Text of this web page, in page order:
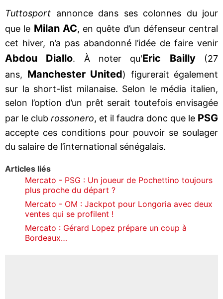
Tuttosport annonce dans ses colonnes du jour
que le Milan AC, en quête d’un défenseur central
cet hiver, n’a pas abandonné l’idée de faire venir
Abdou Diallo. À noter qu'Eric Bailly(27
ans, Manchester United) figurerait également
sur la short-list milanaise. Selon le média italien,
selon l’option d’un prêt serait toutefois envisagée
par le club rossonero, et il faudra donc que le PSG
accepte ces conditions pour pouvoir se soulager
du salaire de l’international sénégalais.
Articles liés
Mercato - PSG : Un joueur de Pochettino toujours
plus proche du départ ?
Mercato - OM : Jackpot pour Longoria avec deux
ventes qui se profilent !
Mercato : Gérard Lopez prépare un coup à
Bordeaux…